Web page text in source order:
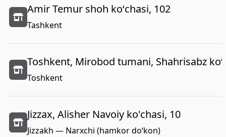
Amir Temur shoh koʻchasi, 102
Tashkent
Toshkent, Mirobod tumani, Shahrisabz
Toshkent
Jizzax, Alisher Navoiy ko'chasi, 10
Jizzakh — Narxchi (hamkor do‘kon)